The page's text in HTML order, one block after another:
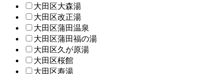
大田区大森湯
大田区改正湯
大田区蒲田温泉
大田区蒲田福の湯
大田区久が原湯
大田区桜館
大田区寿湯